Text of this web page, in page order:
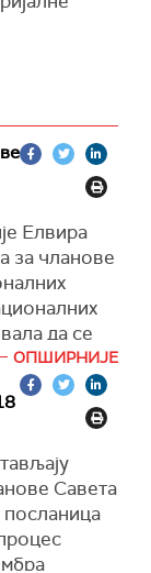
Елвира
за чланове
да се
понови,
расправе
за чланове
РЕМ и да
осталих
ОПШИРНИЈЕ
Савета